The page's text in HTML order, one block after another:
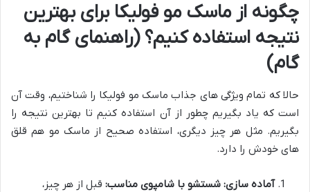
چگونه از ماسک مو فولیکا برای بهترین
نتیجه استفاده کنیم؟ (راهنمای گام به
گام)
حالا که تمام ویژگی های جذاب ماسک مو فولیکا را شناختیم، وقت آن
است که یاد بگیریم چطور از آن استفاده کنیم تا بهترین نتیجه را
بگیریم. مثل هر چیز دیگری، استفاده صحیح از ماسک مو هم قلق
های خودش را دارد.
آماده سازی: شستشو با شامپوی مناسب: قبل از هر چیز،